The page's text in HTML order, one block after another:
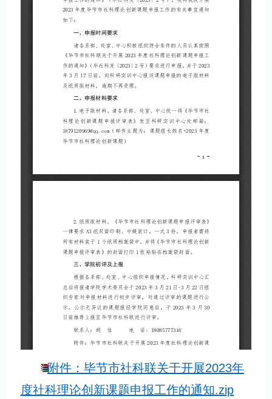
附件：毕节市社科联关于开展2023年
度社科理论创新课题申报工作的通知.zip